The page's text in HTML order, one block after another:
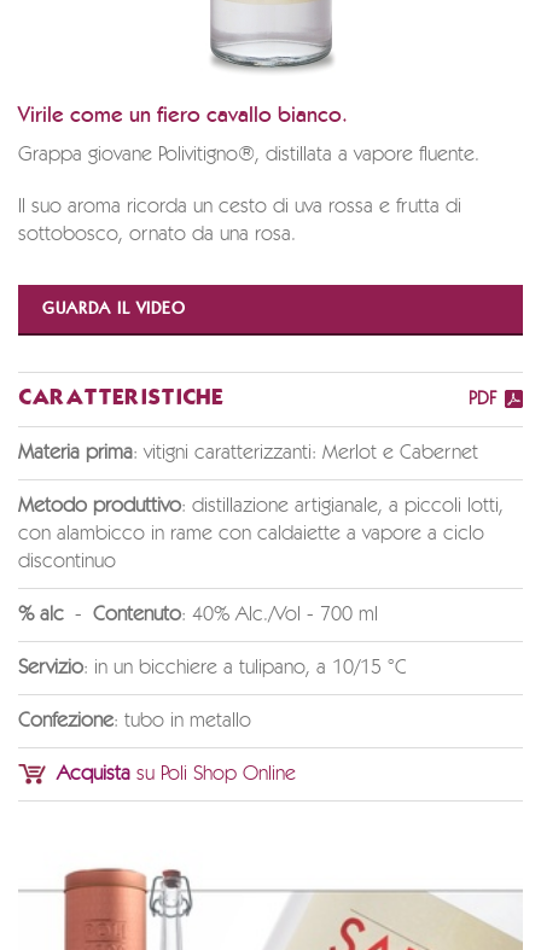
Virile come un fiero cavallo bianco.
Grappa giovane Polivitigno®, distillata a vapore fluente.
Il suo aroma ricorda un cesto di uva rossa e frutta di
sottobosco, ornato da una rosa.
GUARDA IL VIDEO
CARATTERISTICHE PDF
Materia prima: vitigni caratterizzanti: Merlot e Cabernet
Metodo produttivo: distillazione artigianale, a piccoli lotti,
con alambicco in rame con caldaiette a vapore a ciclo
discontinuo
% alc - Contenuto: 40% Alc./Vol - 700 ml
Servizio: in un bicchiere a tulipano, a 10/15 °C
Confezione: tubo in metallo
Acquista su Poli Shop Online